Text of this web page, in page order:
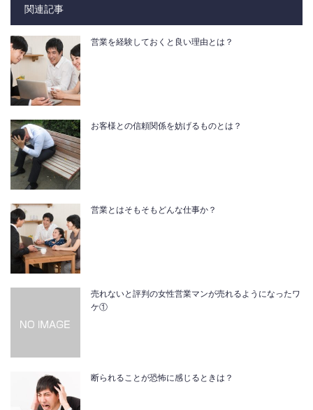
関連記事
営業を経験しておくと良い理由とは？
お客様との信頼関係を妨げるものとは？
営業とはそもそもどんな仕事か？
売れないと評判の女性営業マンが売れるようになったワ
ケ①
断られることが恐怖に感じるときは？